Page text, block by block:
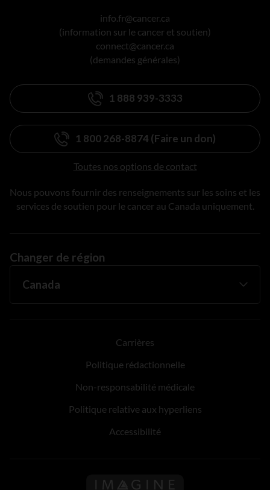
info.fr@cancer.ca
(information sur le cancer et soutien)
connect@cancer.ca
(demandes générales)
1 888 939-3333
1 800 268-8874 (Faire un don)
Toutes nos options de contact
Nous pouvons fournir des renseignements sur les soins et les
services de soutien pour le cancer au Canada uniquement.
Changer de région
Carrières
Politique rédactionnelle
Non-responsabilité médicale
Politique relative aux hyperliens
Accessibilité